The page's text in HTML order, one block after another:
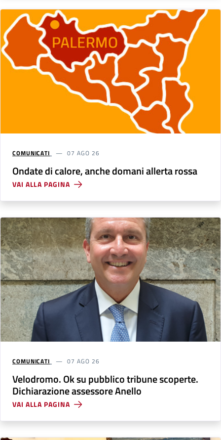
COMUNICATI 07 AGO 26
Ondate di calore, anche domani allerta rossa
VAI ALLA PAGINA
COMUNICATI 07 AGO 26
Velodromo. Ok su pubblico tribune scoperte.
Dichiarazione assessore Anello
VAI ALLA PAGINA